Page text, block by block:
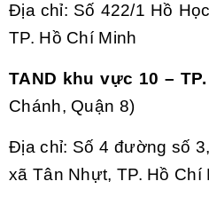
Địa chỉ: Số 422/1 Hồ
TP. Hồ Chí Minh
TAND khu vực 10 –
Chánh, Quận 8)
Địa chỉ: Số 4 đường số
xã Tân Nhựt, TP. Hồ Chí